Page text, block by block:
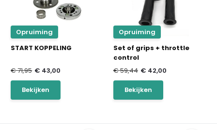
Opruiming
START KOPPELING
€ 71,95 € 43,00
Bekijken
Opruiming
Set of grips + throttle
control
€ 59,44 € 42,00
Bekijken